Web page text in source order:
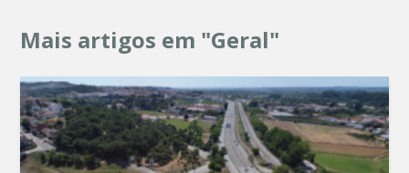
Mais artigos em "Geral"